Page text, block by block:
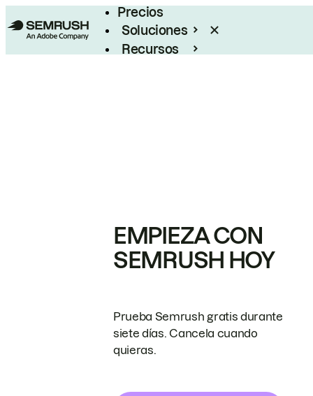
Precios
Soluciones
Recursos
EMPIEZA CON
SEMRUSH HOY
Prueba Semrush gratis durante
siete días. Cancela cuando
quieras.